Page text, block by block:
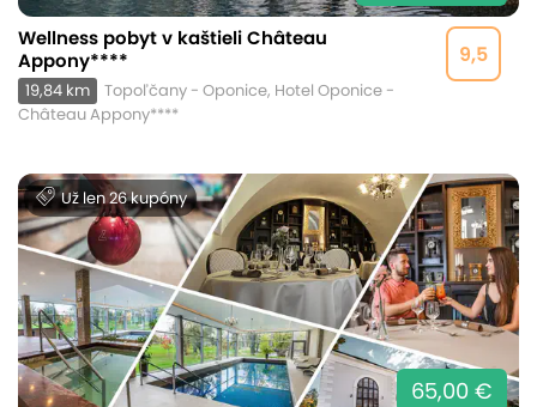
9,5
Wellness pobyt v kaštieli Château
Appony****
19,84 km
Topoľčany - Oponice, Hotel Oponice -
Château Appony****
Už len 26 kupóny
65,00 €